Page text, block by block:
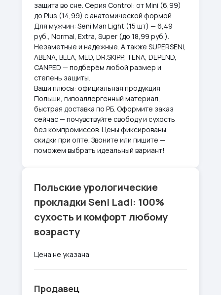
защита во сне. Серия Control: от Mini (6,99)
до Plus (14,99) с анатомической формой.
Для мужчин: Seni Man Light (15 шт) — 6,49
руб., Normal, Extra, Super (до 18,99 руб.).
Незаметные и надежные. А также SUPERSENI,
ABENA, BELA, MED, DR.SKIPP, TENA, DEPEND,
CANPED — подберём любой размер и
степень защиты.
Ваши плюсы: официальная продукция
Польши, гипоаллергенный материал,
быстрая доставка по РБ. Оформите заказ
сейчас — почувствуйте свободу и сухость
без компромиссов. Цены фиксированы,
скидки при опте. Звоните или пишите —
поможем выбрать идеальный вариант!
Польские урологические
прокладки Seni Ladi: 100%
сухость и комфорт любому
возрасту
Цена не указана
Продавец